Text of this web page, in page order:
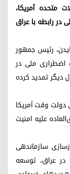
ایالات متحده آمریکا،
در رابطه با عراق
رئیس جمهور
وضعیت اضطراری ملی در
دیگر تمدید کرده
از سوی دولت وقت آمریکا
علیه امنیت
سازماندهی
عراق، توسعه